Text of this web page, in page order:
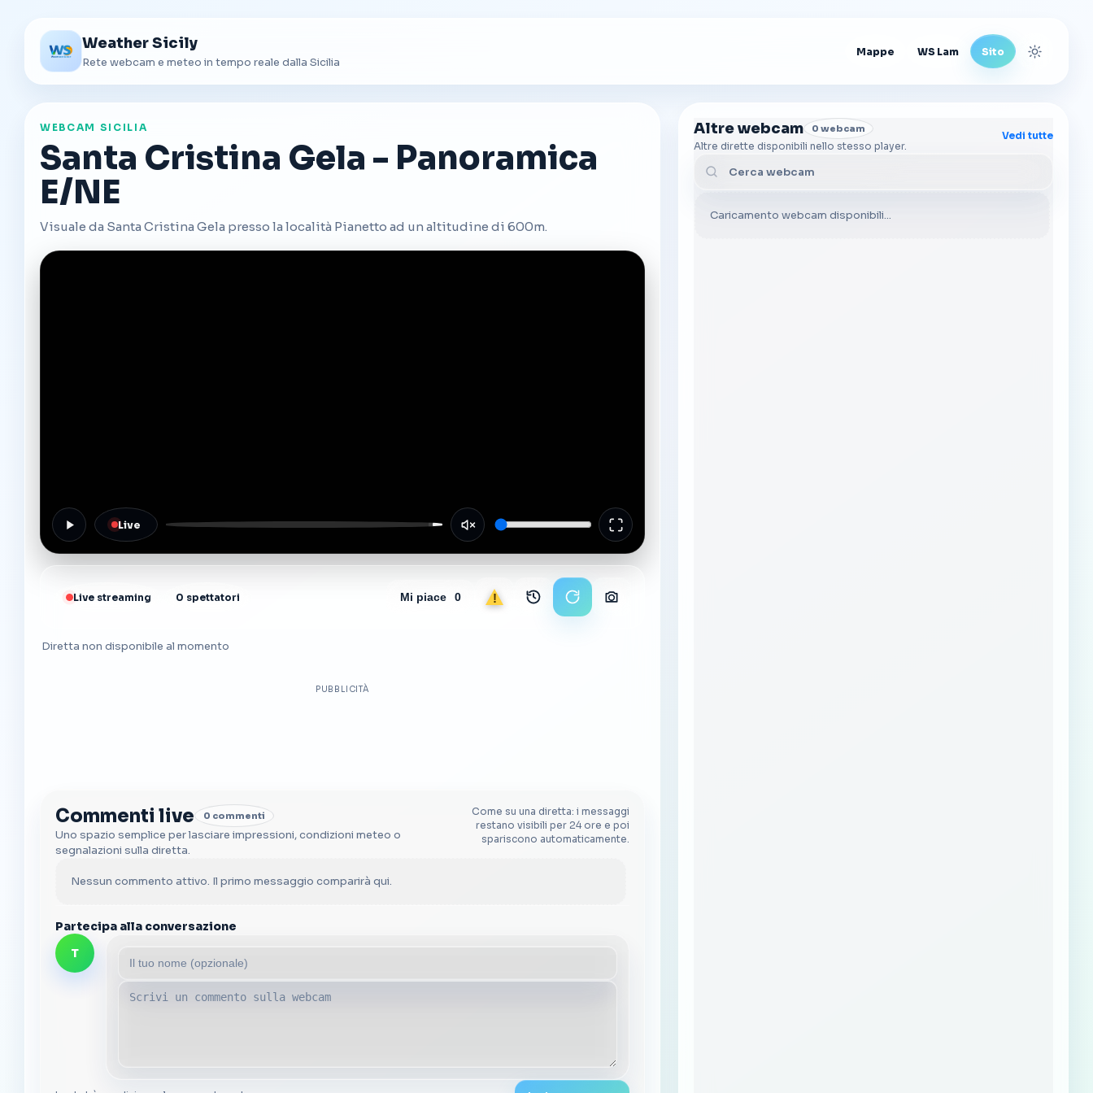
Weather Sicily
Rete webcam e meteo in tempo reale dalla Sicilia
Mappe WS Lam Sito Cambia
WEBCAM SICILIA
Santa Cristina Gela - Panoramica
E/NE
Visuale da Santa Cristina Gela presso la località Pianetto ad un altitudine di 600m.
Live
Live streaming 0 spettatori Mi piace 0 SegnalaArchivio immagini
Ricarica stream
Scarica foto
Diretta non disponibile al momento
PUBBLICITÀ
Commenti live 0 commenti
Uno spazio semplice per lasciare impressioni, condizioni meteo o
segnalazioni sulla diretta.
Come su una diretta: i messaggi
restano visibili per 24 ore e poi
spariscono automaticamente.
Nessun commento attivo. Il primo messaggio comparirà qui.
Partecipa alla conversazione
T
Altre webcam 0 webcam
Altre dirette disponibili nello stesso player.
Vedi tutte
Caricamento webcam disponibili...